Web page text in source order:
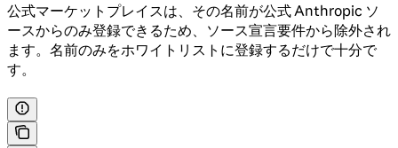
公式マーケットプレイスは、その名前が公式 Anthropic ソ
ースからのみ登録できるため、ソース宣言要件から除外され
ます。名前のみをホワイトリストに登録するだけで十分で
す。